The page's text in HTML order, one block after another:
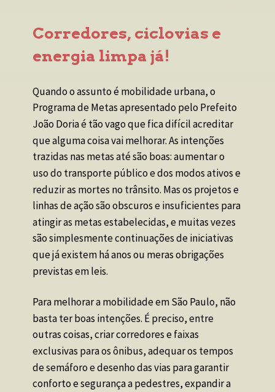
Corredores, ciclovias e
energia limpa já!
Quando o assunto é mobilidade urbana, o
Programa de Metas apresentado pelo Prefeito
João Doria é tão vago que fica difícil acreditar
que alguma coisa vai melhorar. As intenções
trazidas nas metas até são boas: aumentar o
uso do transporte público e dos modos ativos e
reduzir as mortes no trânsito. Mas os projetos e
linhas de ação são obscuros e insuficientes para
atingir as metas estabelecidas, e muitas vezes
são simplesmente continuações de iniciativas
que já existem há anos ou meras obrigações
previstas em leis.
Para melhorar a mobilidade em São Paulo, não
basta ter boas intenções. É preciso, entre
outras coisas, criar corredores e faixas
exclusivas para os ônibus, adequar os tempos
de semáforo e desenho das vias para garantir
conforto e segurança a pedestres, expandir a